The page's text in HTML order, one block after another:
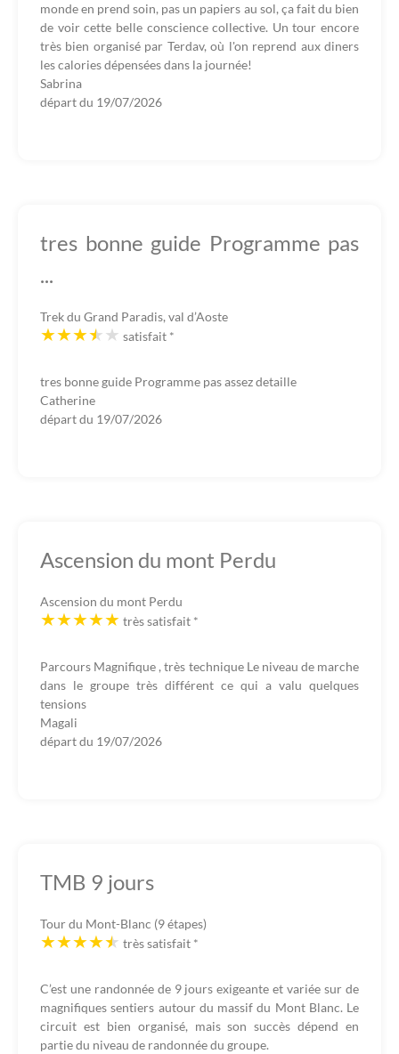
monde en prend soin, pas un papiers au sol, ça fait du bien
de voir cette belle conscience collective. Un tour encore
très bien organisé par Terdav, où l'on reprend aux diners
les calories dépensées dans la journée!
Sabrina
départ du 19/07/2026
tres bonne guide Programme pas
...
Trek du Grand Paradis, val d’Aoste
satisfait *
tres bonne guide Programme pas assez detaille
Catherine
départ du 19/07/2026
Ascension du mont Perdu
Ascension du mont Perdu
très satisfait *
Parcours Magnifique , très technique Le niveau de marche
dans le groupe très différent ce qui a valu quelques
tensions
Magali
départ du 19/07/2026
TMB 9 jours
Tour du Mont-Blanc (9 étapes)
très satisfait *
C’est une randonnée de 9 jours exigeante et variée sur de
magnifiques sentiers autour du massif du Mont Blanc. Le
circuit est bien organisé, mais son succès dépend en
partie du niveau de randonnée du groupe.